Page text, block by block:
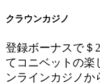
クラウンカジノ
登録ボーナスで＄
てコニベットの楽
ンラインカジノか